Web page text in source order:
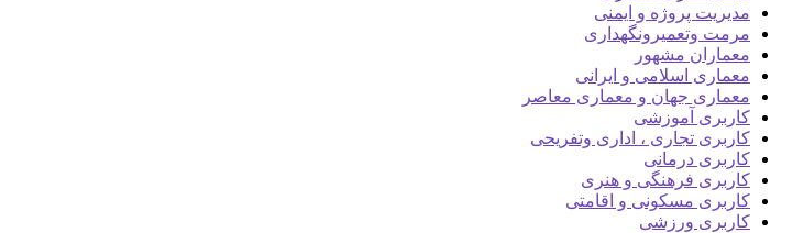
مدیریت پروژه و ایمنی
مرمت وتعمیرونگهداری
معماران مشهور
معماری اسلامی و ایرانی
معماری جهان و معماری معاصر
کاربری آموزشی
کاربری تجاری ، اداری وتفریحی
کاربری درمانی
کاربری فرهنگی و هنری
کاربری مسکونی و اقامتی
کاربری ورزشی